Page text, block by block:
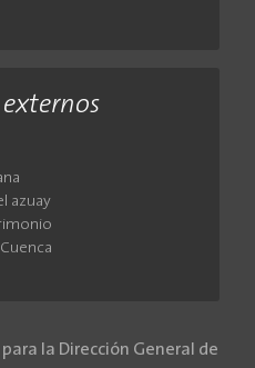
externos
azuay
la Dirección General de